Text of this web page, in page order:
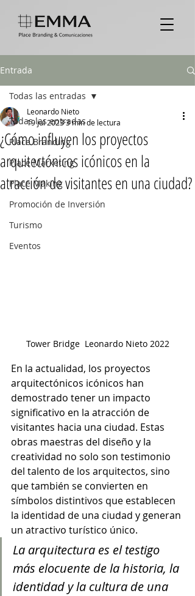
Entrada
Todas las entradas
Place Branding
Place Marketing
Place Making
Promoción de Inversión
Turismo
Eventos
Todas las entradas
¿Cómo influyen los proyectos
arquitectónicos icónicos en la
atracción de visitantes en una ciudad?
Leonardo Nieto
19 jul 20233 min de lectura
Tower Bridge  Leonardo Nieto 2022
En la actualidad, los proyectos
arquitectónicos icónicos han
demostrado tener un impacto
significativo en la atracción de
visitantes hacia una ciudad. Estas
obras maestras del diseño y la
creatividad no solo son testimonio
del talento de los arquitectos, sino
que también se convierten en
símbolos distintivos que establecen
la identidad de una ciudad y generan
un atractivo turístico único.
La arquitectura es el testigo
más elocuente de la historia, la
identidad y la cultura de una